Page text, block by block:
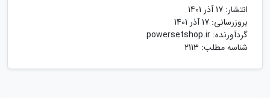
انتشار: 17 آذر 1401
بروزرسانی: 17 آذر 1401
گردآورنده: powersetshop.ir
شناسه مطلب: 2113